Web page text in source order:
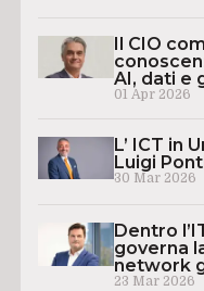
Il CIO
AI, dati e
01 Apr 2026
L’ ICT in
Luigi
30 Mar 2026
Dentro
governa
network
23 Mar 2026